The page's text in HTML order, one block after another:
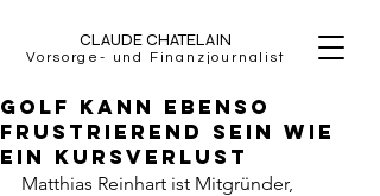
CLAUDE CHATELAIN
Vorsorge- und Finanzjournalist
Golf kann ebenso
frustrierend sein wie
ein Kursverlust
Matthias Reinhart ist Mitgründer,